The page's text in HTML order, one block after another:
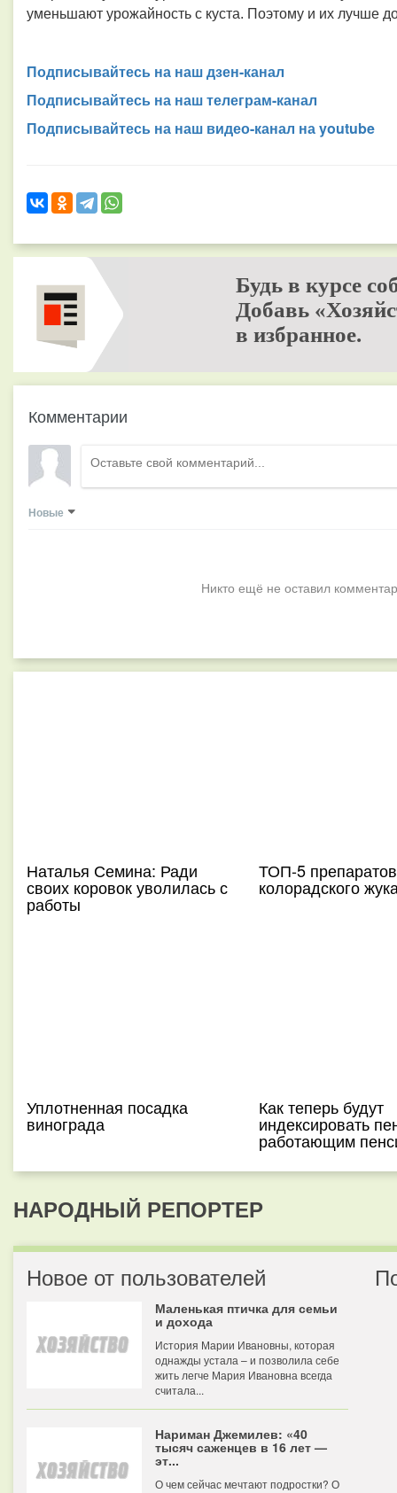
уменьшают урожайность с куста. Поэтому и их лучше
Подписывайтесь на наш дзен-канал
Подписывайтесь на наш телеграм-канал
Подписывайтесь на наш видео-канал на youtube
Будь в курсе
Добавь
в избранное.
Комментарии
Новые
Никто ещё не оставил
Наталья Семина: Ради
своих коровок уволилась с
работы
ТОП-5
колорадского
Уплотненная посадка
винограда
Как теперь будут
индексировать
работающим
НАРОДНЫЙ РЕПОРТЕР
Новое от пользователей
Маленькая птичка для семьи
и дохода
История Марии Ивановны, которая
однажды устала – и позволила себе
жить легче Мария Ивановна всегда
считала...
Нариман Джемилев: «40
тысяч саженцев в 16 лет —
эт...
О чем сейчас мечтают подростки? О